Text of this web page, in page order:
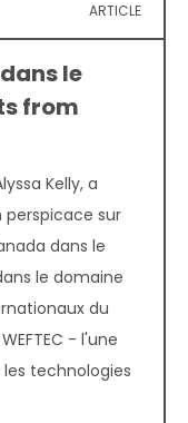
ARTICLE
le
from
Kelly, a
sur
dans le
le domaine
du
- l'une
technologies